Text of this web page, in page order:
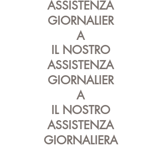
ASSISTENZA
GIORNALIER
A
IL NOSTRO
ASSISTENZA
GIORNALIER
A
IL NOSTRO
ASSISTENZA
GIORNALIERA